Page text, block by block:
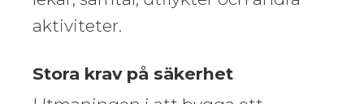
aktiviteter.
Stora krav på säkerhet